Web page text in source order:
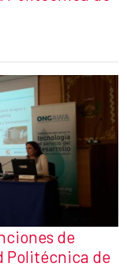
de
Politécnica de